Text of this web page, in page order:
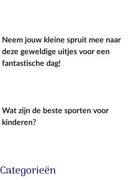
Neem jouw kleine spruit mee naar
deze geweldige uitjes voor een
fantastische dag!
Wat zijn de beste sporten voor
kinderen?
Categorieën